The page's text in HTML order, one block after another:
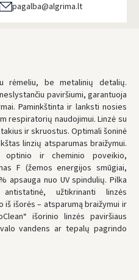
- 4.00 €
- 4.00 €
10 d.
NEMOKAMAI!
TRŪKSTA:80 €
ir gali priklausyti nuo kurjerių
pagalba@algrima.lt
rėmeliu, be metalinių detalių.
paviršiumi, garantuoja
Paminkštinta ir lanksti nosies
respiratorių naudojimui. Linzė su
ir skruostus. Optimali šoninė
linzių atsparumas braižymui.
optinio ir cheminio poveikio,
F (žemos energijos smūgiai,
apsauga nuo UV spindulių. Pilka
užtikrinanti linzės
iš išorės – atsparumą braižymui ir
išorinio linzės paviršiaus
vandens ar tepalų pagrindo